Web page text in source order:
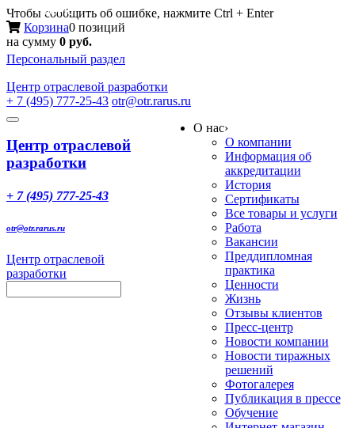
Чтобы сообщить об ошибке, нажмите Ctrl + Enter
Корзина0 позиций
на сумму 0 руб.
Персональный раздел
Центр отраслевой разработки
+ 7 (495) 777-25-43 otr@otr.rarus.ru
Toggle
Меню
Центр отраслевой
разработки
+ 7 (495) 777-25-43
otr@otr.rarus.ru
Центр отраслевой
разработки
О нас›
О компании
Информация об
аккредитации
История
Сертификаты
Все товары и услуги
Работа
Вакансии
Преддипломная
практика
Ценности
Жизнь
Отзывы клиентов
Пресс-центр
Новости компании
Новости тиражных
решений
Фотогалерея
Публикация в прессе
Обучение